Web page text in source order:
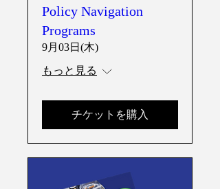
Policy Navigation
Programs
9月03日(木)
もっと見る
チケットを購入